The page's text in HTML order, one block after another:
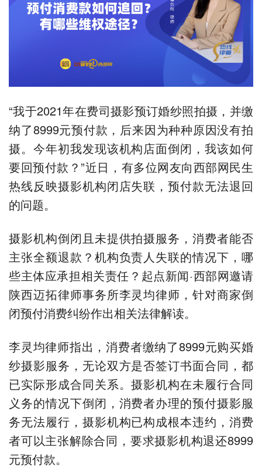
“我于2021年在费司摄影预订婚纱照拍摄，并缴
纳了8999元预付款，后来因为种种原因没有拍
摄。今年初我发现该机构店面倒闭，我该如何
要回预付款？”近日，有多位网友向西部网民生
热线反映摄影机构闭店失联，预付款无法退回
的问题。
摄影机构倒闭且未提供拍摄服务，消费者能否
主张全额退款？机构负责人失联的情况下，哪
些主体应承担相关责任？起点新闻·西部网邀请
陕西迈拓律师事务所李灵均律师，针对商家倒
闭预付消费纠纷作出相关法律解读。
李灵均律师指出，消费者缴纳了8999元购买婚
纱摄影服务，无论双方是否签订书面合同，都
已实际形成合同关系。摄影机构在未履行合同
义务的情况下倒闭，消费者办理的预付摄影服
务无法履行，摄影机构已构成根本违约，消费
者可以主张解除合同，要求摄影机构退还8999
元预付款。